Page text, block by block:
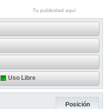
Tu publicidad aquí
Uso Libre
Posición